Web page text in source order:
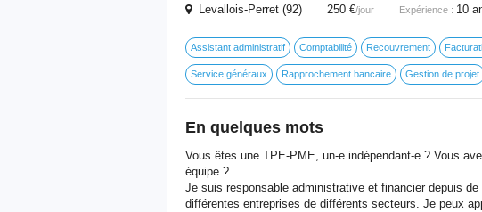
Levallois-Perret (92) 250 €/jour Expérience : 10
Assistant administratif Comptabilité Recouvrement
Service généraux Rapprochement bancaire Gestion de projet
En quelques mots
Vous êtes une TPE-PME, un-e indépendant-e ? Vous
équipe ?
Je suis responsable administrative et financier depuis
différentes entreprises de différents secteurs. Je peux